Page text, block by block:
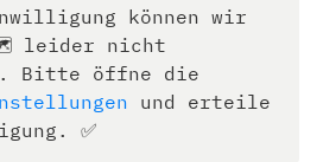
können wir
🗺️ leider nicht
Bitte öffne die
und erteile
✅